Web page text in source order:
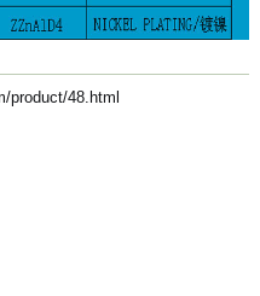
product/48.html